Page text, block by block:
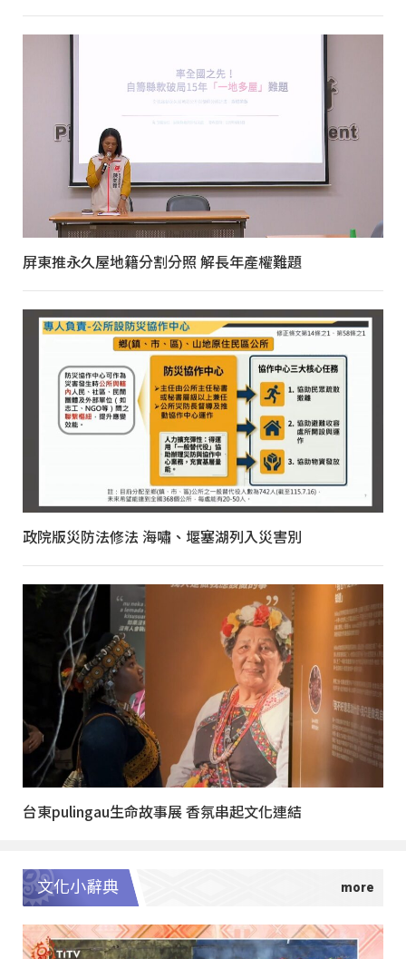
屏東推永久屋地籍分割分照 解長年產權難題
政院版災防法修法 海嘯、堰塞湖列入災害別
台東pulingau生命故事展 香氛串起文化連結
文化小辭典